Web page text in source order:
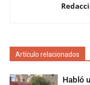
Artículo relacionados
Habló